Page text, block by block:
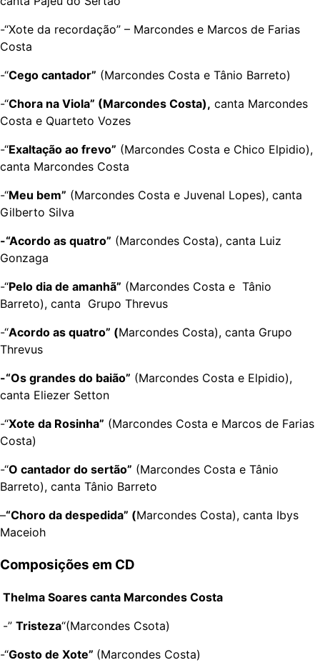
-“Xote da recordação” – Marcondes e Marcos de Farias
Costa
-“Cego cantador” (Marcondes Costa e Tânio Barreto)
-“Chora na Viola” (Marcondes Costa), canta Marcondes
Costa e Quarteto Vozes
-“Exaltação ao frevo” (Marcondes Costa e Chico Elpidio),
canta Marcondes Costa
-“Meu bem” (Marcondes Costa e Juvenal Lopes), canta
Gilberto Silva
-“Acordo as quatro” (Marcondes Costa), canta Luiz
Gonzaga
-“Pelo dia de amanhã” (Marcondes Costa e Tânio
Barreto), canta Grupo Threvus
-“Acordo as quatro” (Marcondes Costa), canta Grupo
Threvus
-“Os grandes do baião” (Marcondes Costa e Elpidio),
canta Eliezer Setton
-“Xote da Rosinha” (Marcondes Costa e Marcos de Farias
Costa)
-“O cantador do sertão” (Marcondes Costa e Tânio
Barreto), canta Tânio Barreto
–“Choro da despedida” (Marcondes Costa), canta Ibys
Maceioh
Composições em CD
Thelma Soares canta Marcondes Costa
-” Tristeza“(Marcondes Csota)
-“Gosto de Xote” (Marcondes Costa)